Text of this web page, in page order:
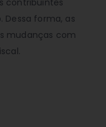
Dessa forma, as
mudanças com